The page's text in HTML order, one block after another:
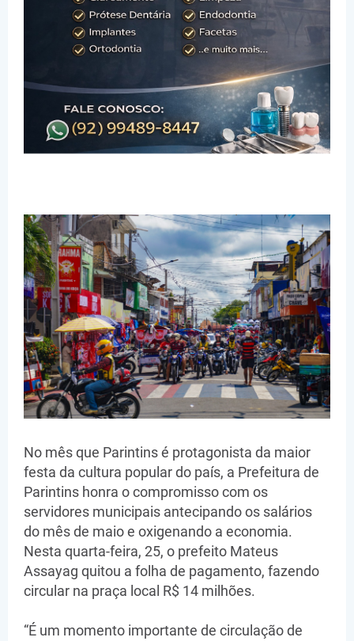
No mês que Parintins é protagonista da maior
festa da cultura popular do país, a Prefeitura de
Parintins honra o compromisso com os
servidores municipais antecipando os salários
do mês de maio e oxigenando a economia.
Nesta quarta-feira, 25, o prefeito Mateus
Assayag quitou a folha de pagamento, fazendo
circular na praça local R$ 14 milhões.
“É um momento importante de circulação de